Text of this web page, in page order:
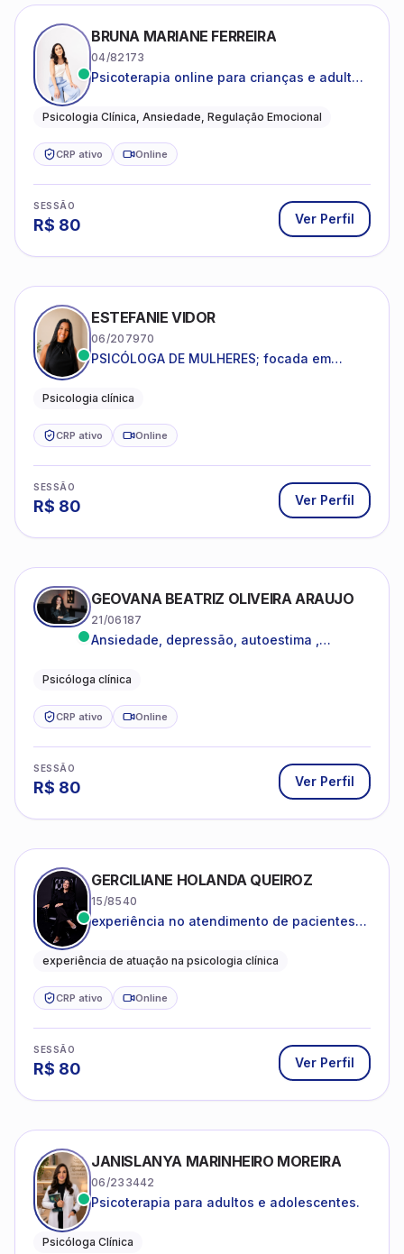
BRUNA MARIANE FERREIRA
04/82173
Psicoterapia online para crianças e adultos
reduzir a ansiedade e construir uma vida
Psicologia Clínica, Ansiedade, Regulação Emocional
CRP ativo Online
SESSÃO
R$ 80 Ver Perfil
ESTEFANIE VIDOR
06/207970
PSICÓLOGA DE MULHERES; focada em
dentro da sua realidade.
Psicologia clínica
CRP ativo Online
SESSÃO
R$ 80 Ver Perfil
GEOVANA BEATRIZ OLIVEIRA ARAUJO
21/06187
Ansiedade, depressão, autoestima ,
Psicóloga clínica
CRP ativo Online
SESSÃO
R$ 80 Ver Perfil
GERCILIANE HOLANDA QUEIROZ
15/8540
experiência no atendimento de pacientes
catastróficos e comportamentos
experiência de atuação na psicologia clínica
CRP ativo Online
SESSÃO
R$ 80 Ver Perfil
JANISLANYA MARINHEIRO MOREIRA
06/233442
Psicoterapia para adultos e adolescentes.
Psicóloga Clínica